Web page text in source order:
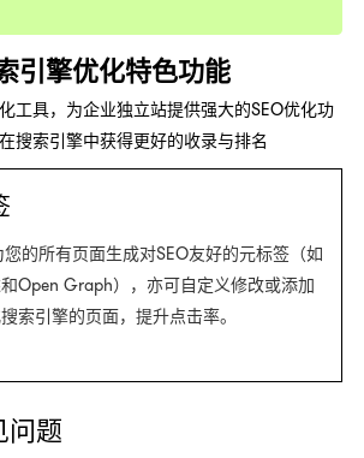
引擎优化特色功能
工具，为企业独立站提供强大的SEO优化功
搜索引擎中获得更好的收录与排名
的所有页面生成对SEO友好的元标签（如
Open Graph），亦可自定义修改或添加
索引擎的页面，提升点击率。
问题